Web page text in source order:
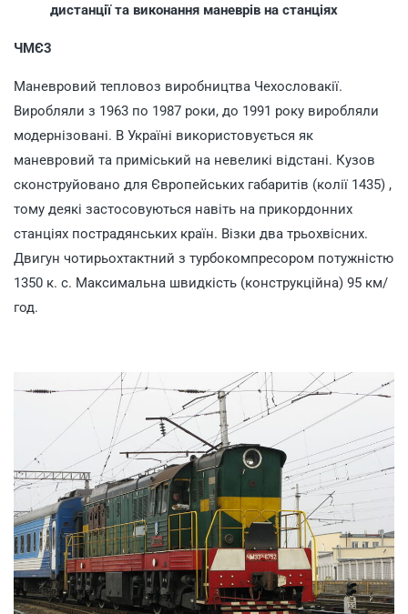
дистанції та виконання маневрів на станціях
ЧМЄ3
Маневровий тепловоз виробництва Чехословакії.
Виробляли з 1963 по 1987 роки, до 1991 року виробляли
модернізовані. В Україні використовується як
маневровий та приміський на невеликі відстані. Кузов
сконструйовано для Європейських габаритів (колії 1435) ,
тому деякі застосовуються навіть на прикордонних
станціях пострадянських країн. Візки два трьохвісних.
Двигун чотирьохтактний з турбокомпресором потужністю
1350 к. с. Максимальна швидкість (конструкційна) 95 км/
год.